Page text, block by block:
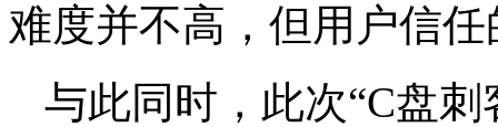
难度并不高，但用户信
与此同时，此次“C盘